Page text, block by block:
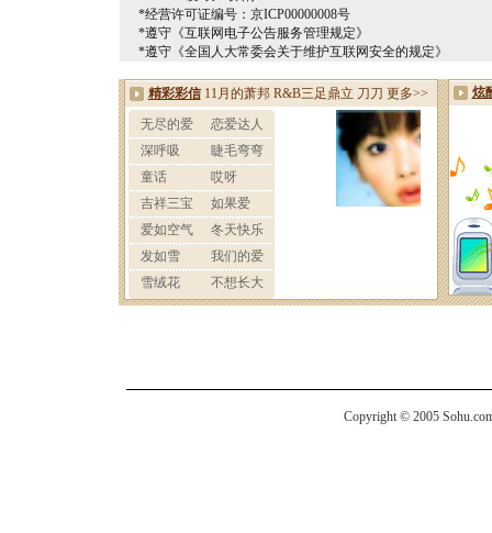
*经营许可证编号：京ICP00000008号
*遵守《互联网电子公告服务管理规定》
*遵守《全国人大常委会关于维护互联网安全的规定》
Copyright © 2005